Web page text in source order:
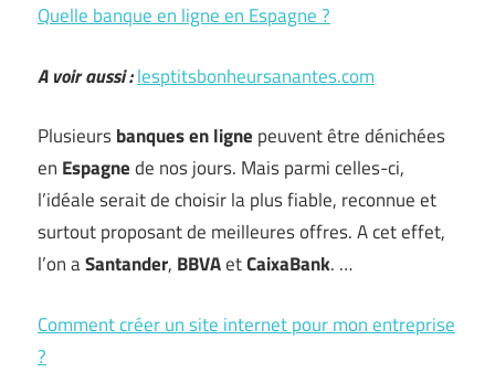
Quelle banque en ligne en Espagne ?
A voir aussi :lesptitsbonheursanantes.com
Plusieursbanques en ligne peuvent être dénichées
en Espagnede nos jours. Mais parmi celles-ci,
l’idéale serait de choisir la plus fiable, reconnue et
surtout proposant de meilleures offres. A cet effet,
l’on aSantander, BBVAetCaixaBank. …
Comment créer un site internet pour mon entreprise
?